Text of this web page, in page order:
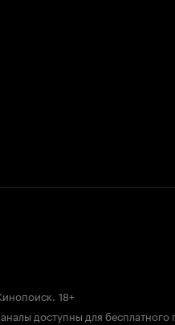
. 18+
доступны для бесплатного